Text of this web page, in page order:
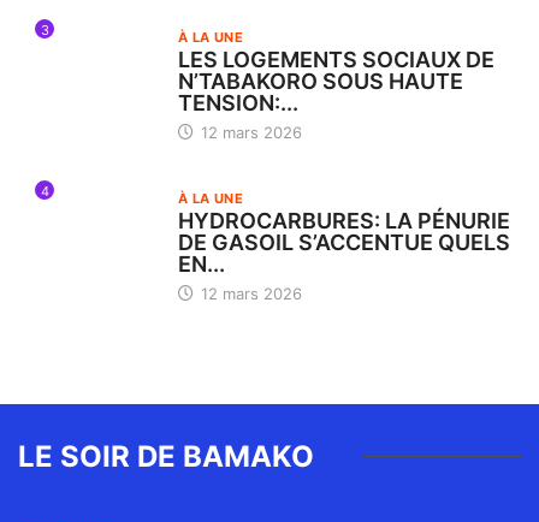
3 À LA UNE
LES LOGEMENTS SOCIAUX DE
N’TABAKORO SOUS HAUTE
TENSION:...
12 mars 2026
4 À LA UNE
HYDROCARBURES: LA PÉNURIE
DE GASOIL S’ACCENTUE QUELS
EN...
12 mars 2026
LE SOIR DE BAMAKO